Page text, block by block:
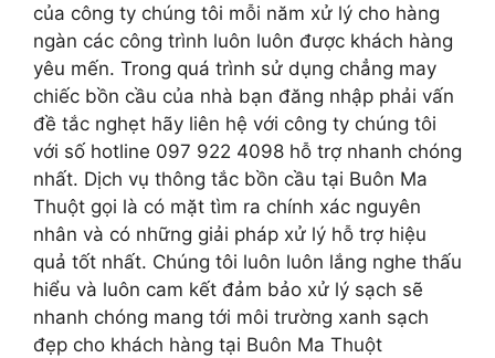
của công ty chúng tôi mỗi năm xử lý cho hàng
ngàn các công trình luôn luôn được khách hàng
yêu mến. Trong quá trình sử dụng chẳng may
chiếc bồn cầu của nhà bạn đăng nhập phải vấn
đề tắc nghẹt hãy liên hệ với công ty chúng tôi
với số hotline 097 922 4098 hỗ trợ nhanh chóng
nhất. Dịch vụ thông tắc bồn cầu tại Buôn Ma
Thuột gọi là có mặt tìm ra chính xác nguyên
nhân và có những giải pháp xử lý hỗ trợ hiệu
quả tốt nhất. Chúng tôi luôn luôn lắng nghe thấu
hiểu và luôn cam kết đảm bảo xử lý sạch sẽ
nhanh chóng mang tới môi trường xanh sạch
đẹp cho khách hàng tại Buôn Ma Thuột